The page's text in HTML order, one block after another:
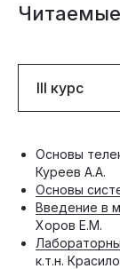
Основы
Куреев А.А.
Основы
Введение в
Хоров Е.М.
к.т.н.